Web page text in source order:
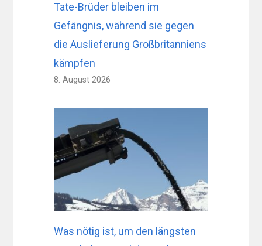
Tate-Brüder bleiben im
Gefängnis, während sie gegen
die Auslieferung Großbritanniens
kämpfen
8. August 2026
Was nötig ist, um den längsten